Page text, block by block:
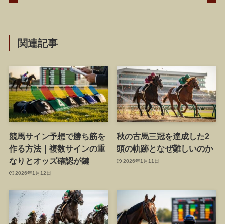
関連記事
競馬サイン予想で勝ち筋を
作る方法｜複数サインの重
なりとオッズ確認が鍵
2026年1月12日
秋の古馬三冠を達成した2
頭の軌跡となぜ難しいのか
2026年1月11日